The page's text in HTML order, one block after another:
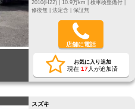
修復無 | 法定含 | 保証無
店舗に電話
お気に入り追加
現在 17人が追加済
スズキ